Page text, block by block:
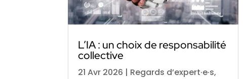
L’IA : un choix de responsabilité
collective
21 Avr 2026 | Regards d’expert·e·s,